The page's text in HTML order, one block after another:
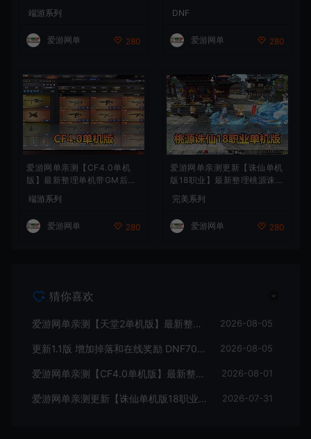
能GM控制台 可发物品装备
虚拟机一键端 视频安装教学
端游系列
爱游网单 280
词条 护石 辟邪玉 皮肤外观 B
UFF技能徽章 史诗装备特效
徽章 技能宝珠等 在线点 装备
DNF
爱游网单 280
爱游网单亲测【CF4.0单机
版】最新整理单机带GM后台
可添加全物品装备 人机对战
可选难度 带单机内辅 一键启
动视频教学
端游系列
爱游网单 280
爱游网单亲测更新【诛仙单机
版18职业】最新整理桃源诛仙
精修第4版 配套GM工具可发
物品装备点券 配套工具大全
虚拟机一键端 视频安装教学
+手工端文本教学
完美系列
爱游网单 280
猜你喜欢
爱游网单亲测【天堂2单机版】最新整理水龙法利昂带假人商业端制作单机 内置多功能GM控制台 可发物品装备 虚拟机一键端 视频安装教学 2026-08-05
更新1.1版 增加掉落和在线奖励 DNF70星月侍魂联机版 新版技能 丰富异次元技能装备词条 护石 辟邪玉 皮肤外观 BUFF技能徽章 史诗装备特效徽章 技能宝珠等 在线点 装备靠爆 2026-08-05
爱游网单亲测【CF4.0单机版】最新整理单机带GM后台可添加全物品装备 人机对战可选难度 带单机内辅 一键启动视频教学 2026-08-01
爱游网单亲测更新【诛仙单机版18职业】最新整理桃源诛仙精修第4版 配套GM工具可发物品装备点券 配套工具大全 虚拟机一键端 视频安装教学+手工端文本教学 2026-07-31